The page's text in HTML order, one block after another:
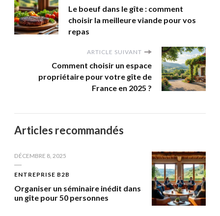
Le boeuf dans le gîte : comment
choisir la meilleure viande pour vos
repas
ARTICLE SUIVANT
Comment choisir un espace
propriétaire pour votre gîte de
France en 2025 ?
Articles recommandés
DÉCEMBRE 8, 2025
ENTREPRISE B2B
Organiser un séminaire inédit dans
un gîte pour 50 personnes